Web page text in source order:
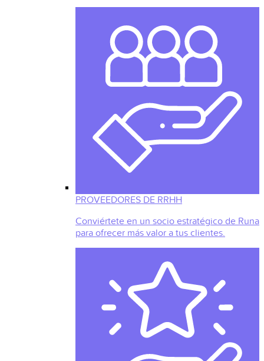
PROVEEDORES DE RRHH
Conviértete en un socio estratégico de Runa
para ofrecer más valor a tus clientes.